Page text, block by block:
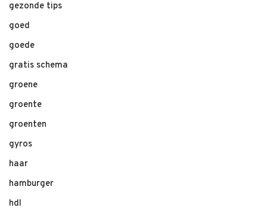
gezonde tips
goed
goede
gratis schema
groene
groente
groenten
gyros
haar
hamburger
hdl